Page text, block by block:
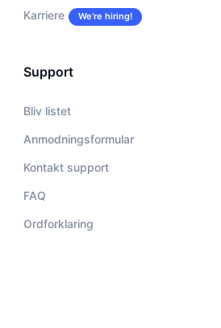
Karriere We’re hiring!
Support
Bliv listet
Anmodningsformular
Kontakt support
FAQ
Ordforklaring